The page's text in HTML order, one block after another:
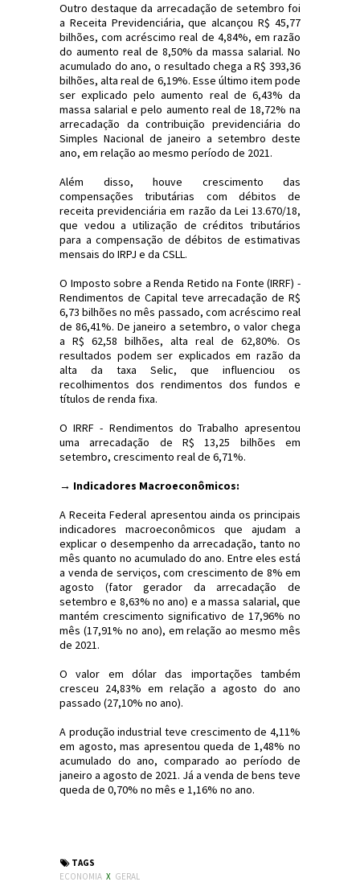
Outro destaque da arrecadação de setembro foi
a Receita Previdenciária, que alcançou R$ 45,77
bilhões, com acréscimo real de 4,84%, em razão
do aumento real de 8,50% da massa salarial. No
acumulado do ano, o resultado chega a R$ 393,36
bilhões, alta real de 6,19%. Esse último item pode
ser explicado pelo aumento real de 6,43% da
massa salarial e pelo aumento real de 18,72% na
arrecadação da contribuição previdenciária do
Simples Nacional de janeiro a setembro deste
ano, em relação ao mesmo período de 2021.
Além disso, houve crescimento das
compensações tributárias com débitos de
receita previdenciária em razão da Lei 13.670/18,
que vedou a utilização de créditos tributários
para a compensação de débitos de estimativas
mensais do IRPJ e da CSLL.
O Imposto sobre a Renda Retido na Fonte (IRRF) -
Rendimentos de Capital teve arrecadação de R$
6,73 bilhões no mês passado, com acréscimo real
de 86,41%. De janeiro a setembro, o valor chega
a R$ 62,58 bilhões, alta real de 62,80%. Os
resultados podem ser explicados em razão da
alta da taxa Selic, que influenciou os
recolhimentos dos rendimentos dos fundos e
títulos de renda fixa.
O IRRF - Rendimentos do Trabalho apresentou
uma arrecadação de R$ 13,25 bilhões em
setembro, crescimento real de 6,71%.
→ Indicadores Macroeconômicos:
A Receita Federal apresentou ainda os principais
indicadores macroeconômicos que ajudam a
explicar o desempenho da arrecadação, tanto no
mês quanto no acumulado do ano. Entre eles está
a venda de serviços, com crescimento de 8% em
agosto (fator gerador da arrecadação de
setembro e 8,63% no ano) e a massa salarial, que
mantém crescimento significativo de 17,96% no
mês (17,91% no ano), em relação ao mesmo mês
de 2021.
O valor em dólar das importações também
cresceu 24,83% em relação a agosto do ano
passado (27,10% no ano).
A produção industrial teve crescimento de 4,11%
em agosto, mas apresentou queda de 1,48% no
acumulado do ano, comparado ao período de
janeiro a agosto de 2021. Já a venda de bens teve
queda de 0,70% no mês e 1,16% no ano.
TAGS
ECONOMIA X GERAL